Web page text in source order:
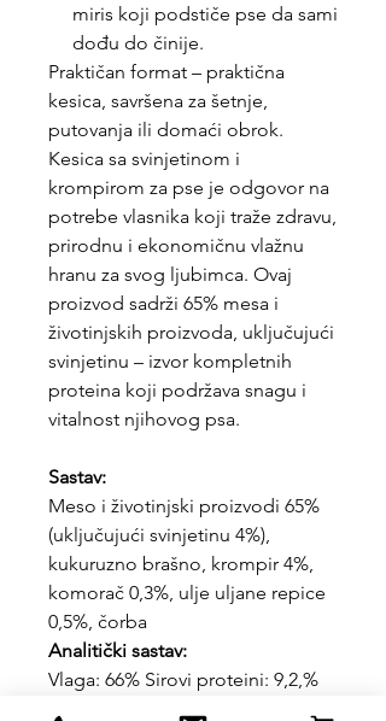
miris koji podstiče pse da sami
dođu do činije.
Praktičan format – praktična
kesica, savršena za šetnje,
putovanja ili domaći obrok.
Kesica sa svinjetinom i
krompirom za pse je odgovor na
potrebe vlasnika koji traže zdravu,
prirodnu i ekonomičnu vlažnu
hranu za svog ljubimca. Ovaj
proizvod sadrži 65% mesa i
životinjskih proizvoda, uključujući
svinjetinu – izvor kompletnih
proteina koji podržava snagu i
vitalnost njihovog psa.
Sastav:
Meso i životinjski proizvodi 65%
(uključujući svinjetinu 4%),
kukuruzno brašno, krompir 4%,
komorač 0,3%, ulje uljane repice
0,5%, čorba
Analitički sastav:
Vlaga: 66% Sirovi proteini: 9,2,%